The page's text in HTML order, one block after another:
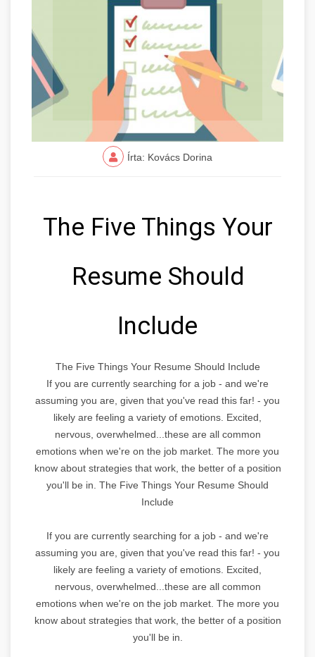
Írta: Kovács Dorina
The Five Things Your
Resume Should
Include
The Five Things Your Resume Should Include
If you are currently searching for a job - and we're
assuming you are, given that you've read this far! - you
likely are feeling a variety of emotions. Excited,
nervous, overwhelmed...these are all common
emotions when we're on the job market. The more you
know about strategies that work, the better of a position
you'll be in. The Five Things Your Resume Should
Include
If you are currently searching for a job - and we're
assuming you are, given that you've read this far! - you
likely are feeling a variety of emotions. Excited,
nervous, overwhelmed...these are all common
emotions when we're on the job market. The more you
know about strategies that work, the better of a position
you'll be in.